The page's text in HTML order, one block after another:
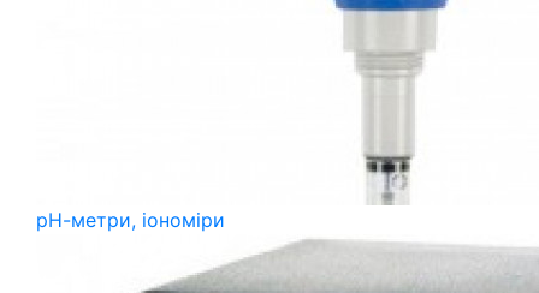
рН-метри, іономіри